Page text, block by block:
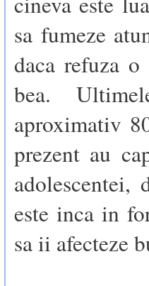
sa fumeze
daca refuza
bea.
aproximativ
prezent au
adolescentei,
este inca in
sa ii afecteze